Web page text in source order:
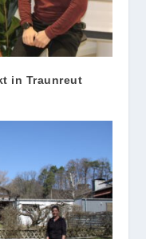
in Traunreut